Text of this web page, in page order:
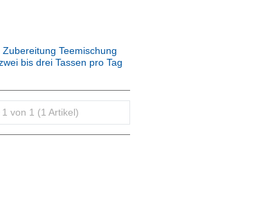
Teemischung
bis drei Tassen pro Tag
Sie hergestellt.
von 1 (1 Artikel)